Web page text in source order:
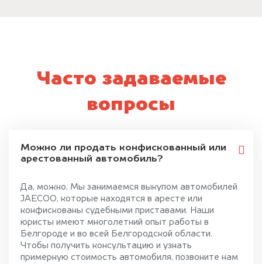
Часто задаваемые
вопросы
Можно ли продать конфискованный или
арестованный автомобиль?
Да, можно. Мы занимаемся выкупом автомобилей
JAECOO, которые находятся в аресте или
конфискованы судебными приставами. Наши
юристы имеют многолетний опыт работы в
Белгороде и во всей Белгородской области.
Чтобы получить консультацию и узнать
примерную стоимость автомобиля, позвоните нам